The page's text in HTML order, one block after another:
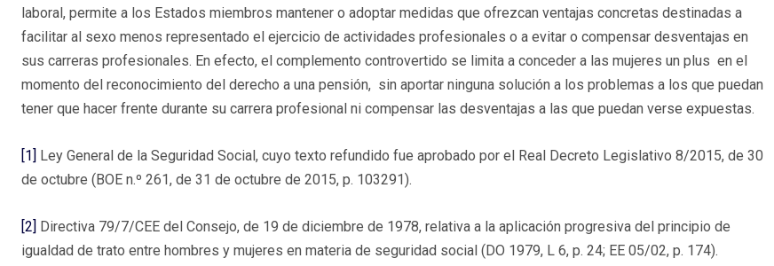
laboral, permite a los Estados miembros mantener o adoptar medidas que ofrezcan ventajas concretas destinadas a
facilitar al sexo menos representado el ejercicio de actividades profesionales o a evitar o compensar desventajas en
sus carreras profesionales. En efecto, el complemento controvertido se limita a conceder a las mujeres un plus en el
momento del reconocimiento del derecho a una pensión, sin aportar ninguna solución a los problemas a los que puedan
tener que hacer frente durante su carrera profesional ni compensar las desventajas a las que puedan verse expuestas.
[1]
Ley General de la Seguridad Social, cuyo texto refundido fue aprobado por el Real Decreto Legislativo 8/2015, de 30
de octubre (BOE n.º 261, de 31 de octubre de 2015, p. 103291).
[2]
Directiva 79/7/CEE del Consejo, de 19 de diciembre de 1978, relativa a la aplicación progresiva del principio de
igualdad de trato entre hombres y mujeres en materia de seguridad social (DO 1979, L 6, p. 24; EE 05/02, p. 174).